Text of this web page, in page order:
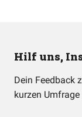
Hilf uns,
Dein Feedback
kurzen